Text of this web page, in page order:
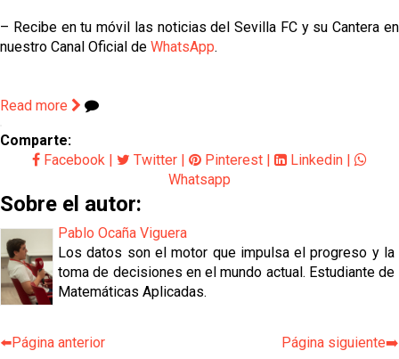
– Recibe en tu móvil las noticias del Sevilla FC y su Cantera en
nuestro Canal Oficial de WhatsApp.
Read more
Comparte:
Facebook
Twitter Pinterest Linkedin
Whatsapp
Sobre el autor:
Pablo Ocaña Viguera
Los datos son el motor que impulsa el progreso y la
toma de decisiones en el mundo actual. Estudiante de
Matemáticas Aplicadas.
⬅️Página anterior Página siguiente➡️